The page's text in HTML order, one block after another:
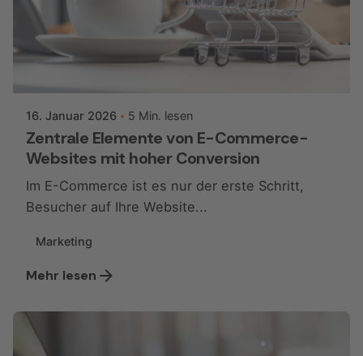
Posted by
16. Januar 2026 5 Min. lesen
Zentrale Elemente von E-Commerce-
Websites mit hoher Conversion
Im E-Commerce ist es nur der erste Schritt,
Besucher auf Ihre Website...
Marketing
Mehr lesen